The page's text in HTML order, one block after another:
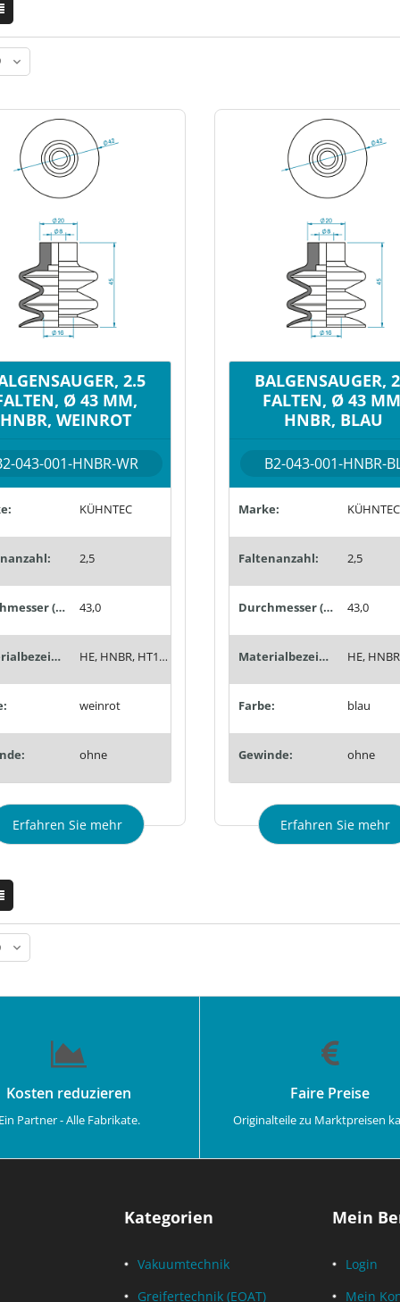
2.5
Ø 43 MM,
HNBR, WEINROT
043-001-HNBR-WR
KÜHNTEC
2,5
Durchmesser (mm): 43,0
Materialbezeichnung: HE, HNBR, HT1, Siton®, Tempaflex, Therban®, Thermalon®
weinrot
ohne
Erfahren Sie mehr
BALGENSAUGER,
FALTEN, Ø 43
HNBR, BLAU
B2-043-001-HNBR-
Marke: KÜHNTEC
Faltenanzahl: 2,5
Durchmesser (mm): 43,0
Materialbezeichnung:
Farbe: blau
Gewinde: ohne
Erfahren Sie mehr
Kosten reduzieren
Partner - Alle Fabrikate.
Faire Preise
Originalteile zu Marktpreisen
Kategorien
Vakuumtechnik
Greifertechnik (EOAT)
Mein
Login
Mein